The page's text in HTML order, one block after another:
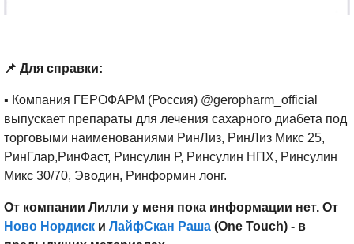
📌 Для справки:
▪ Компания ГЕРОФАРМ (Россия) @geropharm_official
выпускает препараты для лечения сахарного диабета под
торговыми наименованиями РинЛиз, РинЛиз Микс 25,
РинГлар,РинФаст, Ринсулин Р, Ринсулин НПХ, Ринсулин
Микс 30/70, Эводин, Ринформин лонг.
От компании Лилли у меня пока информации нет. От
Ново Нордиск и ЛайфСкан Раша (One Touch) - в